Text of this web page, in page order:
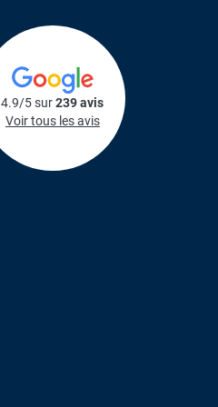
4.9/5 sur239 avis
Voir tous les avis